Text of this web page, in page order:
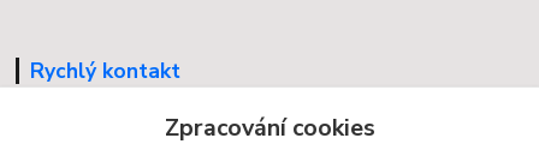
Rychlý kontakt
Zpracování cookies